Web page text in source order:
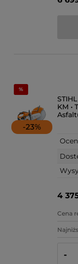
-23%
KM •
4
Cena
-